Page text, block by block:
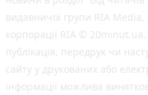
видавничої групи RIA
корпорації RIA ©
публiкацiя, передрук чи
сайту у друкованих або
інформації можлива